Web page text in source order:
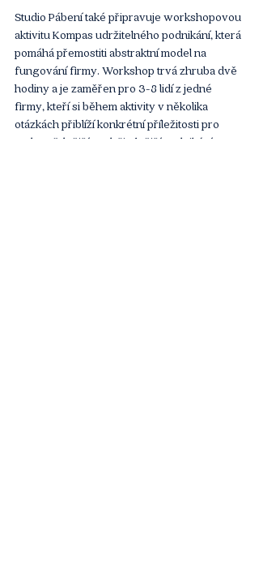
Studio Pábení také připravuje workshopovou
aktivitu Kompas udržitelného podnikání, která
pomáhá přemostiti abstraktní model na
fungování firmy. Workshop trvá zhruba dvě
hodiny a je zaměřen pro 3-8 lidí z jedné
firmy, kteří si během aktivity v několika
otázkách přiblíží konkrétní příležitosti pro
zodpovědnější a udržitelnější podnikání